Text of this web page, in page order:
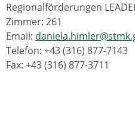
Regionalförderungen
Zimmer: 261
Email:
Telefon: +43 (316) 877-7143
Fax: +43 (316) 877-3711